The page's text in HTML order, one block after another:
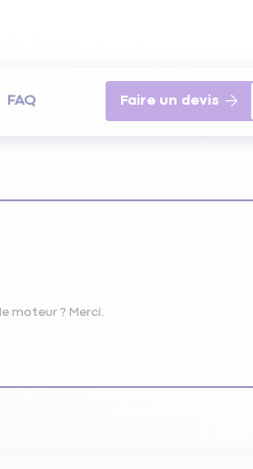
FAQ Faire un devis
moteur ? Merci.